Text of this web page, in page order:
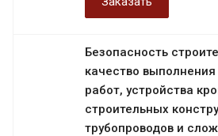
Безопасность
качество
работ, устройства
строительных
трубопроводов и